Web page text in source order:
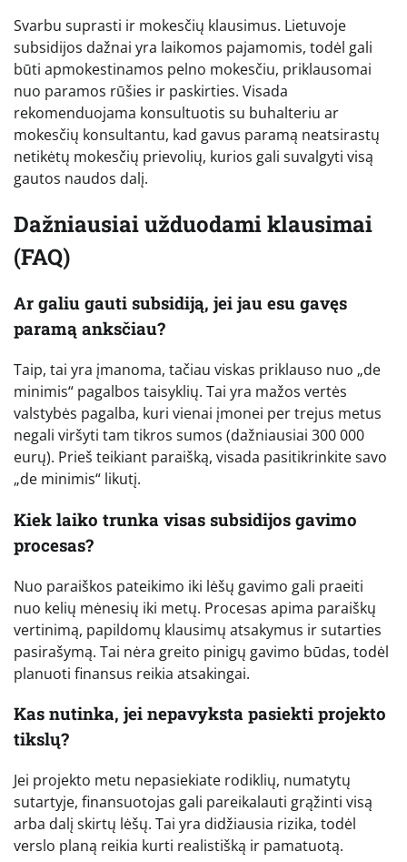
Svarbu suprasti ir mokesčių klausimus. Lietuvoje
subsidijos dažnai yra laikomos pajamomis, todėl gali
būti apmokestinamos pelno mokesčiu, priklausomai
nuo paramos rūšies ir paskirties. Visada
rekomenduojama konsultuotis su buhalteriu ar
mokesčių konsultantu, kad gavus paramą neatsirastų
netikėtų mokesčių prievolių, kurios gali suvalgyti visą
gautos naudos dalį.
Dažniausiai užduodami klausimai
(FAQ)
Ar galiu gauti subsidiją, jei jau esu gavęs
paramą anksčiau?
Taip, tai yra įmanoma, tačiau viskas priklauso nuo „de
minimis“ pagalbos taisyklių. Tai yra mažos vertės
valstybės pagalba, kuri vienai įmonei per trejus metus
negali viršyti tam tikros sumos (dažniausiai 300 000
eurų). Prieš teikiant paraišką, visada pasitikrinkite savo
„de minimis“ likutį.
Kiek laiko trunka visas subsidijos gavimo
procesas?
Nuo paraiškos pateikimo iki lėšų gavimo gali praeiti
nuo kelių mėnesių iki metų. Procesas apima paraiškų
vertinimą, papildomų klausimų atsakymus ir sutarties
pasirašymą. Tai nėra greito pinigų gavimo būdas, todėl
planuoti finansus reikia atsakingai.
Kas nutinka, jei nepavyksta pasiekti projekto
tikslų?
Jei projekto metu nepasiekiate rodiklių, numatytų
sutartyje, finansuotojas gali pareikalauti grąžinti visą
arba dalį skirtų lėšų. Tai yra didžiausia rizika, todėl
verslo planą reikia kurti realistišką ir pamatuotą.